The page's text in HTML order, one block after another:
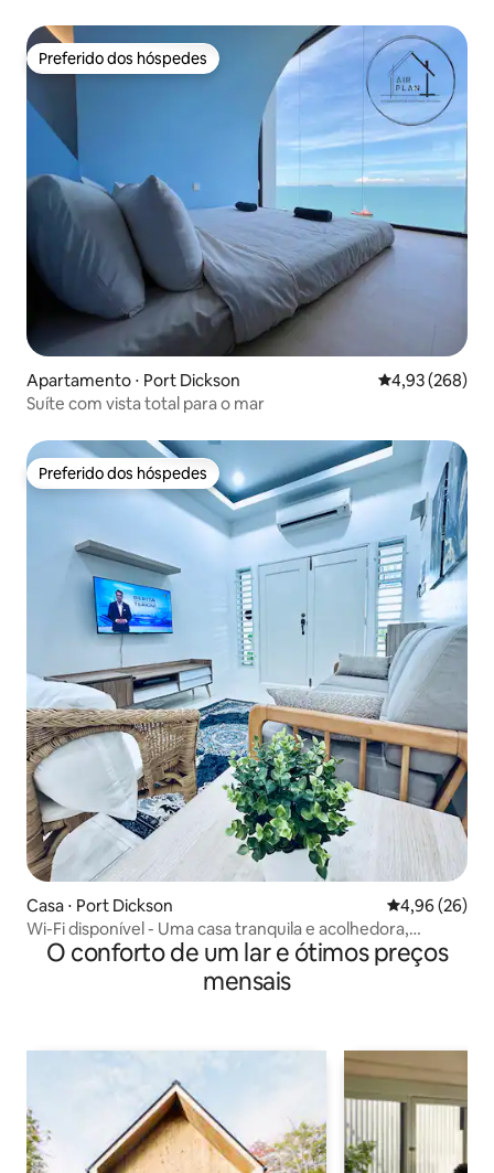
Preferido dos hóspedes
Preferido dos hóspedes
Apartamento ⋅ Port Dickson 4,93 de uma
4,93 (268)
Suíte com vista total para o mar
Preferido dos hóspedes
Preferido dos hóspedes
Casa ⋅ Port Dickson 4,96 de uma
4,96 (26)
Wi-Fi disponível - Uma casa tranquila e acolhedora,
totalmente climatizada
O conforto de um lar e ótimos preços
mensais